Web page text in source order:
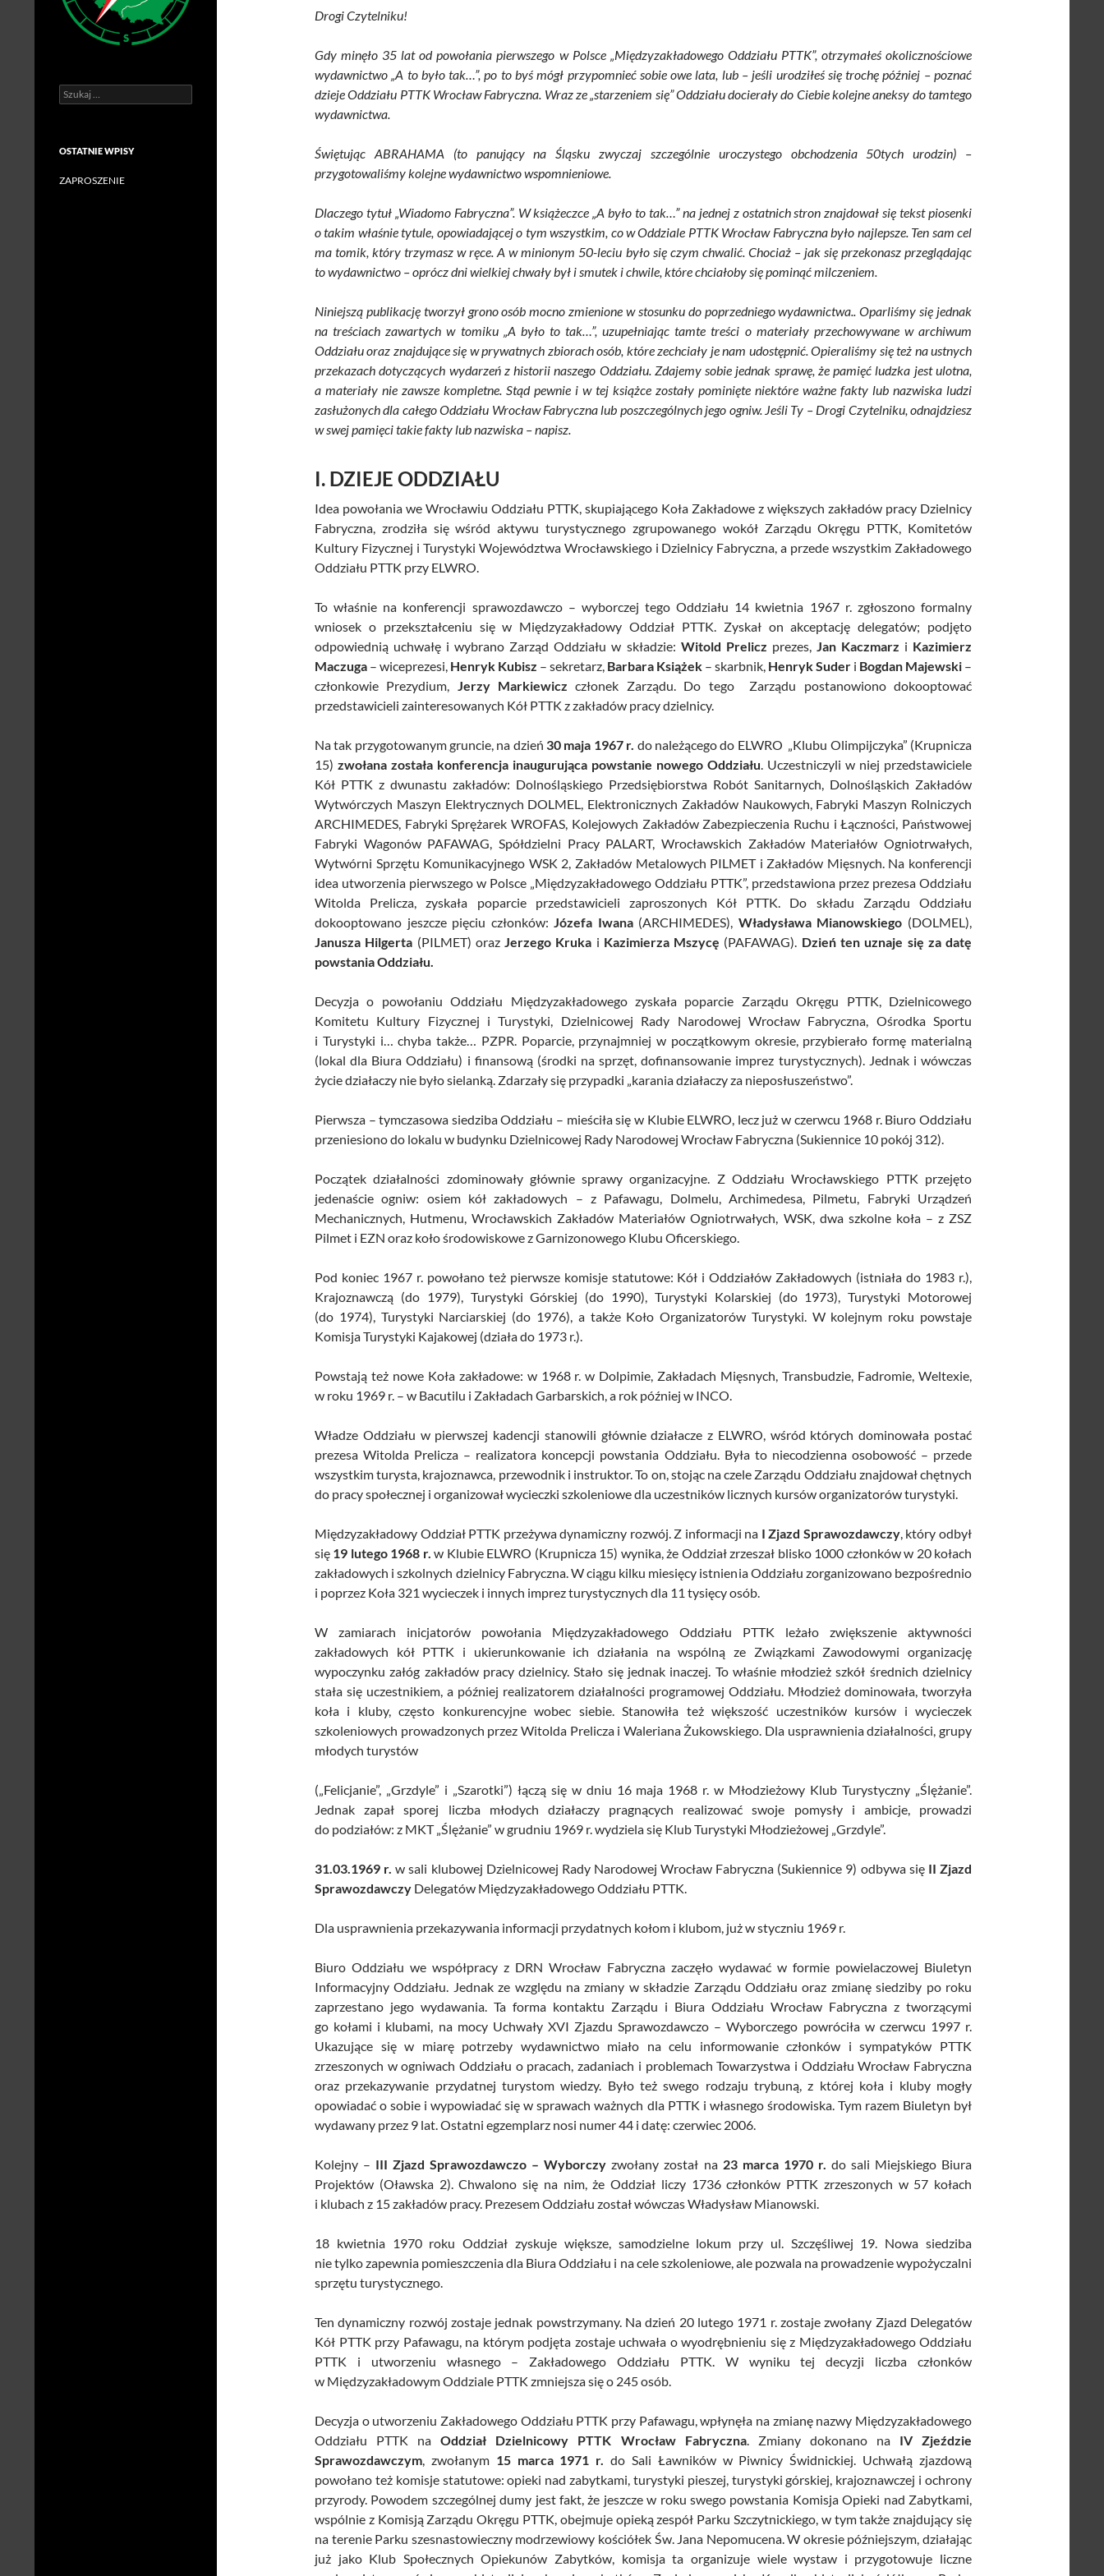
Drogi Czytelniku!
Gdy minęło 35 lat od powołania pierwszego w Polsce „Międzyzakładowego Oddziału PTTK”, otrzymałeś okolicznościowe
wydawnictwo „A to było tak…”, po to byś mógł przypomnieć sobie owe lata, lub – jeśli urodziłeś się trochę później – poznać
dzieje Oddziału PTTK Wrocław Fabryczna. Wraz ze „starzeniem się” Oddziału docierały do Ciebie kolejne aneksy do tamtego
wydawnictwa.
Świętując ABRAHAMA (to panujący na Śląsku zwyczaj szczególnie uroczystego obchodzenia 50tych urodzin) –
przygotowaliśmy kolejne wydawnictwo wspomnieniowe.
Dlaczego tytuł „Wiadomo Fabryczna”. W książeczce „A było to tak…” na jednej z ostatnich stron znajdował się tekst piosenki
o takim właśnie tytule, opowiadającej o tym wszystkim, co w Oddziale PTTK Wrocław Fabryczna było najlepsze. Ten sam cel
ma tomik, który trzymasz w ręce. A w minionym 50-leciu było się czym chwalić. Chociaż – jak się przekonasz przeglądając
to wydawnictwo – oprócz dni wielkiej chwały był i smutek i chwile, które chciałoby się pominąć milczeniem.
Niniejszą publikację tworzył grono osób mocno zmienione w stosunku do poprzedniego wydawnictwa.. Oparliśmy się jednak
na treściach zawartych w tomiku „A było to tak…”, uzupełniając tamte treści o materiały przechowywane w archiwum
Oddziału oraz znajdujące się w prywatnych zbiorach osób, które zechciały je nam udostępnić. Opieraliśmy się też na ustnych
przekazach dotyczących wydarzeń z historii naszego Oddziału. Zdajemy sobie jednak sprawę, że pamięć ludzka jest ulotna,
a materiały nie zawsze kompletne. Stąd pewnie i w tej książce zostały pominięte niektóre ważne fakty lub nazwiska ludzi
zasłużonych dla całego Oddziału Wrocław Fabryczna lub poszczególnych jego ogniw. Jeśli Ty – Drogi Czytelniku, odnajdziesz
w swej pamięci takie fakty lub nazwiska – napisz.
I. DZIEJE ODDZIAŁU
Idea powołania we Wrocławiu Oddziału PTTK, skupiającego Koła Zakładowe z większych zakładów pracy Dzielnicy
Fabryczna, zrodziła się wśród aktywu turystycznego zgrupowanego wokół Zarządu Okręgu PTTK, Komitetów
Kultury Fizycznej i Turystyki Województwa Wrocławskiego i Dzielnicy Fabryczna, a przede wszystkim Zakładowego
Oddziału PTTK przy ELWRO.
To właśnie na konferencji sprawozdawczo – wyborczej tego Oddziału 14 kwietnia 1967 r. zgłoszono formalny
wniosek o przekształceniu się w Międzyzakładowy Oddział PTTK. Zyskał on akceptację delegatów; podjęto
odpowiednią uchwałę i wybrano Zarząd Oddziału w składzie: Witold Prelicz prezes, Jan Kaczmarz i Kazimierz
Maczuga – wiceprezesi, Henryk Kubisz – sekretarz, Barbara Książek – skarbnik, Henryk Suder i Bogdan Majewski –
członkowie Prezydium, Jerzy Markiewicz członek Zarządu. Do tego Zarządu postanowiono dokooptować
przedstawicieli zainteresowanych Kół PTTK z zakładów pracy dzielnicy.
Na tak przygotowanym gruncie, na dzień 30 maja 1967 r. do należącego do ELWRO „Klubu Olimpijczyka” (Krupnicza
15) zwołana została konferencja inaugurująca powstanie nowego Oddziału. Uczestniczyli w niej przedstawiciele
Kół PTTK z dwunastu zakładów: Dolnośląskiego Przedsiębiorstwa Robót Sanitarnych, Dolnośląskich Zakładów
Wytwórczych Maszyn Elektrycznych DOLMEL, Elektronicznych Zakładów Naukowych, Fabryki Maszyn Rolniczych
ARCHIMEDES, Fabryki Sprężarek WROFAS, Kolejowych Zakładów Zabezpieczenia Ruchu i Łączności, Państwowej
Fabryki Wagonów PAFAWAG, Spółdzielni Pracy PALART, Wrocławskich Zakładów Materiałów Ogniotrwałych,
Wytwórni Sprzętu Komunikacyjnego WSK 2, Zakładów Metalowych PILMET i Zakładów Mięsnych. Na konferencji
idea utworzenia pierwszego w Polsce „Międzyzakładowego Oddziału PTTK”, przedstawiona przez prezesa Oddziału
Witolda Prelicza, zyskała poparcie przedstawicieli zaproszonych Kół PTTK. Do składu Zarządu Oddziału
dokooptowano jeszcze pięciu członków:Józefa Iwana(ARCHIMEDES), Władysława Mianowskiego (DOLMEL),
Janusza Hilgerta (PILMET) orazJerzego Kruka i Kazimierza Mszycę (PAFAWAG). Dzień ten uznaje się za datę
powstania Oddziału.
Decyzja o powołaniu Oddziału Międzyzakładowego zyskała poparcie Zarządu Okręgu PTTK, Dzielnicowego
Komitetu Kultury Fizycznej i Turystyki, Dzielnicowej Rady Narodowej Wrocław Fabryczna, Ośrodka Sportu
i Turystyki i… chyba także… PZPR. Poparcie, przynajmniej w początkowym okresie, przybierało formę materialną
(lokal dla Biura Oddziału) i finansową (środki na sprzęt, dofinansowanie imprez turystycznych). Jednak i wówczas
życie działaczy nie było sielanką. Zdarzały się przypadki „karania działaczy za nieposłuszeństwo”.
Pierwsza – tymczasowa siedziba Oddziału – mieściła się w Klubie ELWRO, lecz już w czerwcu 1968 r. Biuro Oddziału
przeniesiono do lokalu w budynku Dzielnicowej Rady Narodowej Wrocław Fabryczna (Sukiennice 10 pokój 312).
Początek działalności zdominowały głównie sprawy organizacyjne. Z Oddziału Wrocławskiego PTTK przejęto
jedenaście ogniw: osiem kół zakładowych – z Pafawagu, Dolmelu, Archimedesa, Pilmetu, Fabryki Urządzeń
Mechanicznych, Hutmenu, Wrocławskich Zakładów Materiałów Ogniotrwałych, WSK, dwa szkolne koła – z ZSZ
Pilmet i EZN oraz koło środowiskowe z Garnizonowego Klubu Oficerskiego.
Pod koniec 1967 r. powołano też pierwsze komisje statutowe: Kół i Oddziałów Zakładowych (istniała do 1983 r.),
Krajoznawczą (do 1979), Turystyki Górskiej (do 1990), Turystyki Kolarskiej (do 1973), Turystyki Motorowej
(do 1974), Turystyki Narciarskiej (do 1976), a także Koło Organizatorów Turystyki. W kolejnym roku powstaje
Komisja Turystyki Kajakowej (działa do 1973 r.).
Powstają też nowe Koła zakładowe: w 1968 r. w Dolpimie, Zakładach Mięsnych, Transbudzie, Fadromie, Weltexie,
w roku 1969 r. – w Bacutilu i Zakładach Garbarskich, a rok później w INCO.
Władze Oddziału w pierwszej kadencji stanowili głównie działacze z ELWRO, wśród których dominowała postać
prezesa Witolda Prelicza – realizatora koncepcji powstania Oddziału. Była to niecodzienna osobowość – przede
wszystkim turysta, krajoznawca, przewodnik i instruktor. To on, stojąc na czele Zarządu Oddziału znajdował chętnych
do pracy społecznej i organizował wycieczki szkoleniowe dla uczestników licznych kursów organizatorów turystyki.
Międzyzakładowy Oddział PTTK przeżywa dynamiczny rozwój. Z informacji na I Zjazd Sprawozdawczy, który odbył
się 19 lutego 1968 r. w Klubie ELWRO (Krupnicza 15) wynika, że Oddział zrzeszał blisko 1000 członków w 20 kołach
zakładowych i szkolnych dzielnicy Fabryczna. W ciągu kilku miesięcy istnienia Oddziału zorganizowano bezpośrednio
i poprzez Koła 321 wycieczek i innych imprez turystycznych dla 11 tysięcy osób.
W zamiarach inicjatorów powołania Międzyzakładowego Oddziału PTTK leżało zwiększenie aktywności
zakładowych kół PTTK i ukierunkowanie ich działania na wspólną ze Związkami Zawodowymi organizację
wypoczynku załóg zakładów pracy dzielnicy. Stało się jednak inaczej. To właśnie młodzież szkół średnich dzielnicy
stała się uczestnikiem, a później realizatorem działalności programowej Oddziału. Młodzież dominowała, tworzyła
koła i kluby, często konkurencyjne wobec siebie. Stanowiła też większość uczestników kursów i wycieczek
szkoleniowych prowadzonych przez Witolda Prelicza i Waleriana Żukowskiego. Dla usprawnienia działalności, grupy
młodych turystów
(„Felicjanie”, „Grzdyle” i „Szarotki”) łączą się w dniu 16 maja 1968 r. w Młodzieżowy Klub Turystyczny „Ślężanie”.
Jednak zapał sporej liczba młodych działaczy pragnących realizować swoje pomysły i ambicje, prowadzi
do podziałów: z MKT „Ślężanie” w grudniu 1969 r. wydziela się Klub Turystyki Młodzieżowej „Grzdyle”.
31.03.1969 r. w sali klubowej Dzielnicowej Rady Narodowej Wrocław Fabryczna (Sukiennice 9) odbywa się II Zjazd
Sprawozdawczy Delegatów Międzyzakładowego Oddziału PTTK.
Dla usprawnienia przekazywania informacji przydatnych kołom i klubom, już w styczniu 1969 r.
Biuro Oddziału we współpracy z DRN Wrocław Fabryczna zaczęło wydawać w formie powielaczowej Biuletyn
Informacyjny Oddziału. Jednak ze względu na zmiany w składzie Zarządu Oddziału oraz zmianę siedziby po roku
zaprzestano jego wydawania. Ta forma kontaktu Zarządu i Biura Oddziału Wrocław Fabryczna z tworzącymi
go kołami i klubami, na mocy Uchwały XVI Zjazdu Sprawozdawczo – Wyborczego powróciła w czerwcu 1997 r.
Ukazujące się w miarę potrzeby wydawnictwo miało na celu informowanie członków i sympatyków PTTK
zrzeszonych w ogniwach Oddziału o pracach, zadaniach i problemach Towarzystwa i Oddziału Wrocław Fabryczna
oraz przekazywanie przydatnej turystom wiedzy. Było też swego rodzaju trybuną, z której koła i kluby mogły
opowiadać o sobie i wypowiadać się w sprawach ważnych dla PTTK i własnego środowiska. Tym razem Biuletyn był
wydawany przez 9 lat. Ostatni egzemplarz nosi numer 44 i datę: czerwiec 2006.
Kolejny – III Zjazd Sprawozdawczo – Wyborczy zwołany został na 23 marca 1970 r. do sali Miejskiego Biura
Projektów (Oławska 2). Chwalono się na nim, że Oddział liczy 1736 członków PTTK zrzeszonych w 57 kołach
i klubach z 15 zakładów pracy. Prezesem Oddziału został wówczas Władysław Mianowski.
18 kwietnia 1970 roku Oddział zyskuje większe, samodzielne lokum przy ul. Szczęśliwej 19. Nowa siedziba
nie tylko zapewnia pomieszczenia dla Biura Oddziału i na cele szkoleniowe, ale pozwala na prowadzenie wypożyczalni
sprzętu turystycznego.
Ten dynamiczny rozwój zostaje jednak powstrzymany. Na dzień 20 lutego 1971 r. zostaje zwołany Zjazd Delegatów
Kół PTTK przy Pafawagu, na którym podjęta zostaje uchwała o wyodrębnieniu się z Międzyzakładowego Oddziału
PTTK i utworzeniu własnego – Zakładowego Oddziału PTTK. W wyniku tej decyzji liczba członków
w Międzyzakładowym Oddziale PTTK zmniejsza się o 245 osób.
Decyzja o utworzeniu Zakładowego Oddziału PTTK przy Pafawagu, wpłynęła na zmianę nazwy Międzyzakładowego
Oddziału PTTK naOddział Dzielnicowy PTTK Wrocław Fabryczna. Zmiany dokonano na IV Zjeździe
Sprawozdawczym, zwołanym 15 marca 1971 r. do Sali Ławników w Piwnicy Świdnickiej. Uchwałą zjazdową
powołano też komisje statutowe: opieki nad zabytkami, turystyki pieszej, turystyki górskiej, krajoznawczej i ochrony
przyrody. Powodem szczególnej dumy jest fakt, że jeszcze w roku swego powstania Komisja Opieki nad Zabytkami,
wspólnie z Komisją Zarządu Okręgu PTTK, obejmuje opieką zespół Parku Szczytnickiego, w tym także znajdujący się
na terenie Parku szesnastowieczny modrzewiowy kościółek Św. Jana Nepomucena. W okresie późniejszym, działając
już jako Klub Społecznych Opiekunów Zabytków, komisja ta organizuje wiele wystaw i przygotowuje liczne
Szukaj:
OSTATNIE WPISY
ZAPROSZENIE